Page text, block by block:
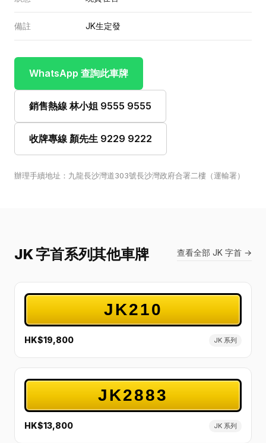
備註 JK生定發
WhatsApp 查詢此車牌
銷售熱線 林小姐 9555 9555
收牌專線 顏先生 9229 9222
辦理手續地址：九龍長沙灣道303號長沙灣政府合署二樓（運輸署）
JK 字首系列其他車牌 查看全部 JK 字首 →
JK210
HK$19,800 JK 系列
JK2883
HK$13,800 JK 系列